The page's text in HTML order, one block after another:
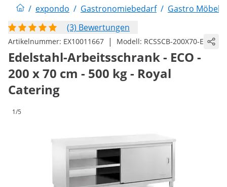
/ expondo / Gastronomiebedarf / Gastro Möbel
(3) Bewertungen
Artikelnummer: EX10011667 | Modell: RCSSCB-200X70-E
Edelstahl-Arbeitsschrank - ECO -
200 x 70 cm - 500 kg - Royal
Catering
1/5